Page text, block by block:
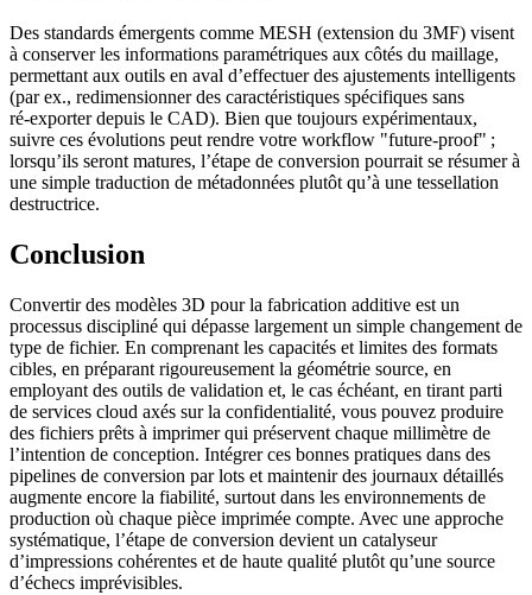
Des standards émergents comme MESH (extension du 3MF) visent
à conserver les informations paramétriques aux côtés du maillage,
permettant aux outils en aval d’effectuer des ajustements intelligents
(par ex., redimensionner des caractéristiques spécifiques sans
ré‑exporter depuis le CAD). Bien que toujours expérimentaux,
suivre ces évolutions peut rendre votre workflow "future‑proof" ;
lorsqu’ils seront matures, l’étape de conversion pourrait se résumer à
une simple traduction de métadonnées plutôt qu’à une tessellation
destructrice.
Conclusion
Convertir des modèles 3D pour la fabrication additive est un
processus discipliné qui dépasse largement un simple changement de
type de fichier. En comprenant les capacités et limites des formats
cibles, en préparant rigoureusement la géométrie source, en
employant des outils de validation et, le cas échéant, en tirant parti
de services cloud axés sur la confidentialité, vous pouvez produire
des fichiers prêts à imprimer qui préservent chaque millimètre de
l’intention de conception. Intégrer ces bonnes pratiques dans des
pipelines de conversion par lots et maintenir des journaux détaillés
augmente encore la fiabilité, surtout dans les environnements de
production où chaque pièce imprimée compte. Avec une approche
systématique, l’étape de conversion devient un catalyseur
d’impressions cohérentes et de haute qualité plutôt qu’une source
d’échecs imprévisibles.